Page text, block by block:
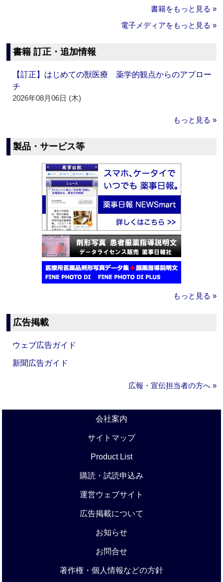
書籍をもっと見る »
電子メディアをもっと見る »
書籍 訂正・追加情報
【訂正】はじめての獣医療 薬学的観点からのアプロー
チ
2026年08月06日 (木)
もっと見る »
製品・サービス等
もっと見る »
広告掲載
ウェブ広告ガイド
新聞広告ガイド
広報・宣伝担当者の方へ »
会社案内
サイトマップ
Product List
購読・試読申込み
運営ウェブサイト
広告掲載について
お知らせ
お問合せ
著作権・個人情報などの方針